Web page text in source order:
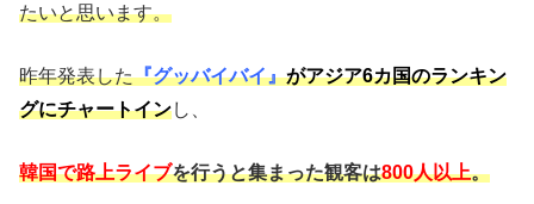
たいと思います。
昨年発表した『グッバイバイ』がアジア6カ国のランキン
グにチャートインし、
韓国で路上ライブを行うと集まった観客は800人以上。